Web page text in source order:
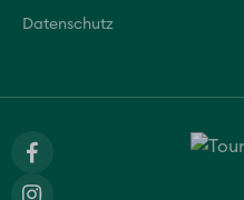
Datenschutz